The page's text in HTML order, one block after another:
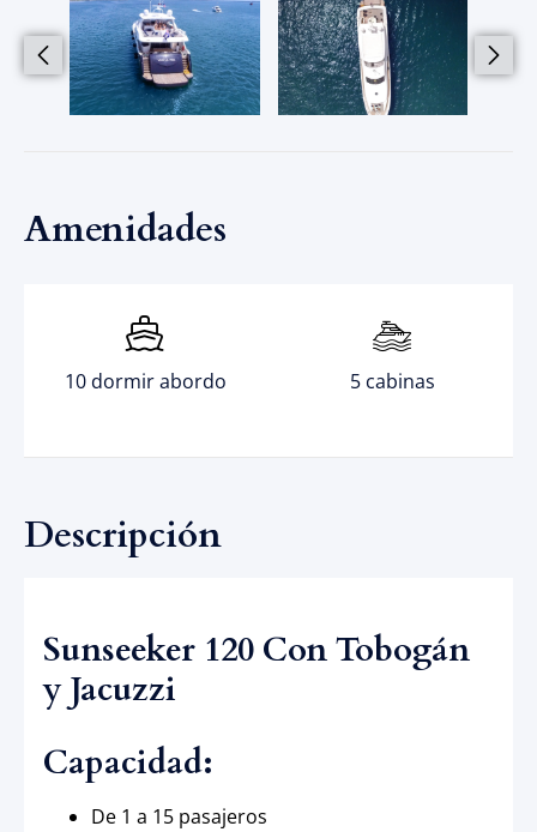
Amenidades
10 dormir abordo 5 cabinas
Descripción
Sunseeker 120 Con Tobogán
y Jacuzzi
Capacidad:
De 1 a 15 pasajeros